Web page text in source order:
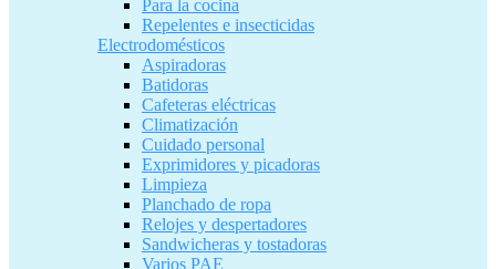
Para la cocina
Repelentes e insecticidas
Electrodomésticos
Aspiradoras
Batidoras
Cafeteras eléctricas
Climatización
Cuidado personal
Exprimidores y picadoras
Limpieza
Planchado de ropa
Relojes y despertadores
Sandwicheras y tostadoras
Varios PAE